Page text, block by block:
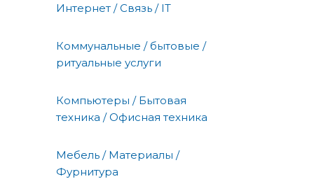
Интернет / Связь / IT
Коммунальные / бытовые /
ритуальные услуги
Компьютеры / Бытовая
техника / Офисная техника
Мебель / Материалы /
Фурнитура